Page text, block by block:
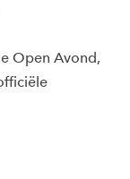
Open Avond,